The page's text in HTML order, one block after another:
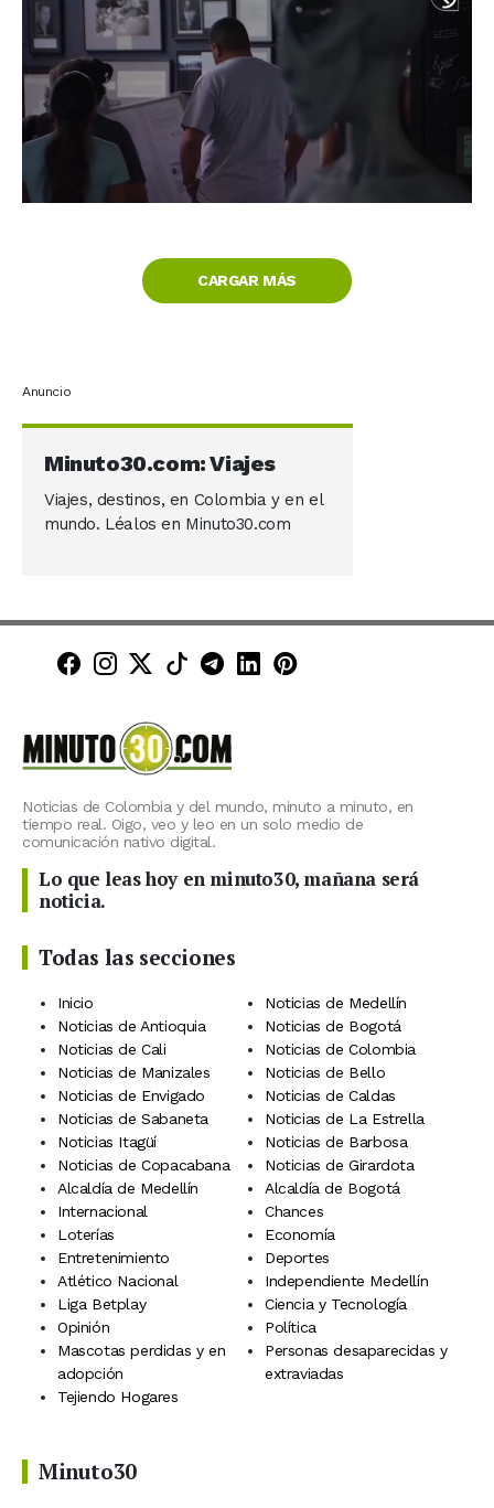
CARGAR MÁS
Anuncio
Minuto30.com: Viajes
Viajes, destinos, en Colombia y en el
mundo. Léalos en Minuto30.com
Minuto30 en Facebook
Minuto30 en Instagram
Minuto30 en X (Twitter)
Minuto30 en TikTok
Canal de Minuto30 en
Minuto30 en LinkedIn
Minuto30 en
Noticias de Colombia y del mundo, minuto a minuto, en
tiempo real. Oigo, veo y leo en un solo medio de
comunicación nativo digital.
Lo que leas hoy en minuto30, mañana será
noticia.
Todas las secciones
Inicio
Noticias de Medellín
Noticias de Antioquia
Noticias de Bogotá
Noticias de Cali
Noticias de Colombia
Noticias de Manizales
Noticias de Bello
Noticias de Envigado
Noticias de Caldas
Noticias de Sabaneta
Noticias de La Estrella
Noticias Itagüí
Noticias de Barbosa
Noticias de Copacabana
Noticias de Girardota
Alcaldía de Medellín
Alcaldía de Bogotá
Internacional
Chances
Loterías
Economía
Entretenimiento
Deportes
Atlético Nacional
Independiente Medellín
Liga Betplay
Ciencia y Tecnología
Opinión
Política
Mascotas perdidas y en
adopción
Personas desaparecidas y
extraviadas
Tejiendo Hogares
Minuto30